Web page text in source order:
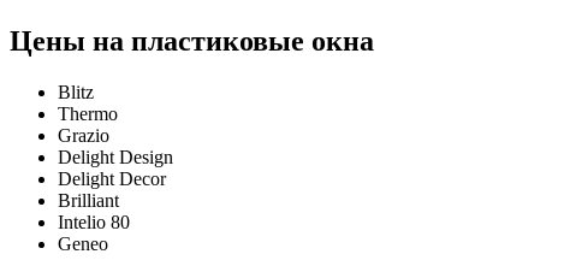
Цены на пластиковые окна
Blitz
Thermo
Grazio
Delight Design
Delight Decor
Brilliant
Intelio 80
Geneo